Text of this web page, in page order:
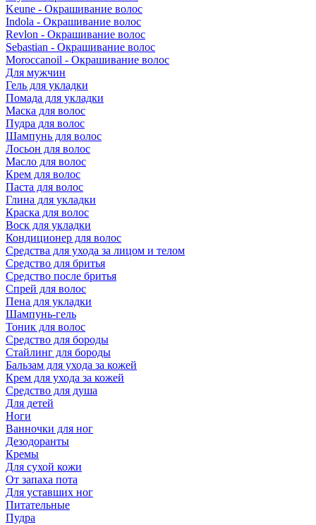
Keune - Окрашивание волос
Indola - Окрашивание волос
Revlon - Окрашивание волос
Sebastian - Окрашивание волос
Moroccanoil - Окрашивание волос
Для мужчин
Гель для укладки
Помада для укладки
Маска для волос
Пудра для волос
Шампунь для волос
Лосьон для волос
Масло для волос
Крем для волос
Паста для волос
Глина для укладки
Краска для волос
Воск для укладки
Кондиционер для волос
Средства для ухода за лицом и телом
Средство для бритья
Средство после бритья
Спрей для волос
Пена для укладки
Шампунь-гель
Тоник для волос
Средство для бороды
Стайлинг для бороды
Бальзам для ухода за кожей
Крем для ухода за кожей
Средство для душа
Для детей
Ноги
Ванночки для ног
Дезодоранты
Кремы
Для сухой кожи
От запаха пота
Для уставших ног
Питательные
Пудра